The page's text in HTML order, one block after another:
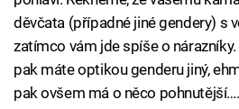
děvčata (případné jiné gendery) s
zatímco vám jde spíše o
pak máte optikou genderu jiný,
pak ovšem má o něco pohnutější….